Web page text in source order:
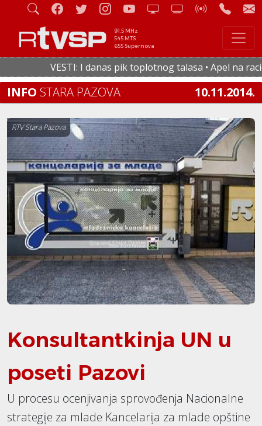
91.5 MHz
545 MTS
655 Supernova
VESTI: I danas pik toplotnog talasa • Apel na
INFO STARA PAZOVA 10.11.2014.
RTV Stara Pazova
Konsultantkinja UN u
poseti Pazovi
U procesu ocenjivanja sprovođenja Nacionalne
strategije za mlade Kancelarija za mlade opštine